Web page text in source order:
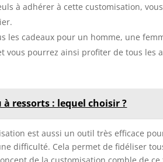
à adhérer à cette customisation,
les cadeaux pour un homme, une
vous pourrez ainsi profiter de tous les
ressorts : lequel choisir ?
est aussi un outil très efficace
difficulté. Cela permet de fidéliser